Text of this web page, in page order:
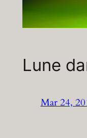
Lune
Mar 24,